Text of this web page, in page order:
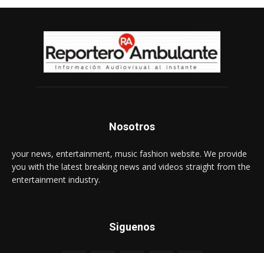
Nosotros
your news, entertainment, music fashion website. We provide
you with the latest breaking news and videos straight from the
entertainment industry.
Siguenos